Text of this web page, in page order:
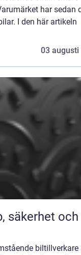
har sedan
I den här artikeln
03 augusti
biltillverkare